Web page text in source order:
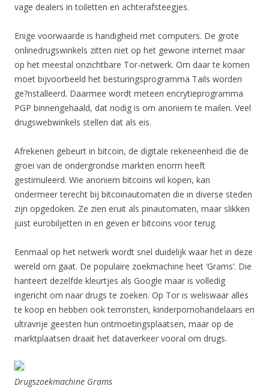
vage dealers in toiletten en achterafsteegjes.
Enige voorwaarde is handigheid met computers. De grote
onlinedrugswinkels zitten niet op het gewone internet maar
op het meestal onzichtbare Tor-netwerk. Om daar te komen
moet bijvoorbeeld het besturingsprogramma Tails worden
ge?nstalleerd. Daarmee wordt meteen encrytieprogramma
PGP binnengehaald, dat nodig is om anoniem te mailen. Veel
drugswebwinkels stellen dat als eis.
Afrekenen gebeurt in bitcoin, de digitale rekeneenheid die de
groei van de ondergrondse markten enorm heeft
gestimuleerd. Wie anoniem bitcoins wil kopen, kan
ondermeer terecht bij bitcoinautomaten die in diverse steden
zijn opgedoken. Ze zien eruit als pinautomaten, maar slikken
juist eurobiljetten in en geven er bitcoins voor terug.
Eenmaal op het netwerk wordt snel duidelijk waar het in deze
wereld om gaat. De populaire zoekmachine heet ‘Grams’. Die
hanteert dezelfde kleurtjes als Google maar is volledig
ingericht om naar drugs te zoeken. Op Tor is weliswaar alles
te koop en hebben ook terroristen, kinderpornohandelaars en
ultravrije geesten hun ontmoetingsplaatsen, maar op de
marktplaatsen draait het dataverkeer vooral om drugs.
Drugszoekmachine Grams